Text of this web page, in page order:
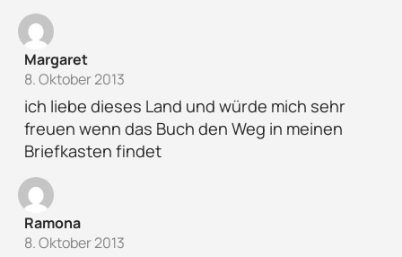
Margaret
8. Oktober 2013
ich liebe dieses Land und würde mich sehr
freuen wenn das Buch den Weg in meinen
Briefkasten findet
Ramona
8. Oktober 2013